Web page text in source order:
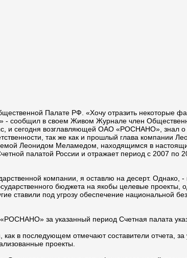
Палате РФ. «Хочу отразить некоторые
сообщил в своем Живом Журнале член
и сегодня возглавляющей ОАО «РОСНАНО», знал о
так же как и прошлый глава компании
Леонидом Меламедом, находящимся в
палатой России и отражает период с 2007 по
компании, я оставлю на десерт. Однако,
бюджета на якобы целевые проекты,
ставили под угрозу обеспечение национальной
«РОСНАНО» за указанный период Счетная палата
в последующем отмечают составители отчета,
проекты.